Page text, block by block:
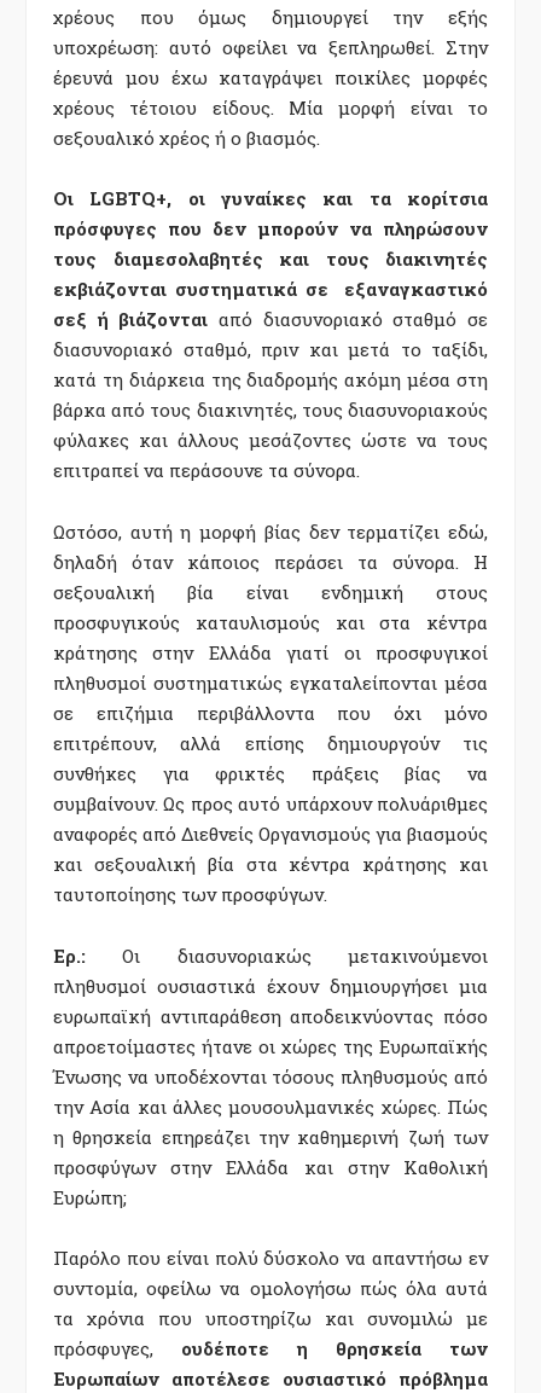
χρέους που όμως δημιουργεί την εξής
υποχρέωση: αυτό οφείλει να ξεπληρωθεί. Στην
έρευνά μου έχω καταγράψει ποικίλες μορφές
χρέους τέτοιου είδους. Μία μορφή είναι το
σεξουαλικό χρέος ή ο βιασμός.
Οι LGBTQ+, οι γυναίκες και τα κορίτσια
πρόσφυγες που δεν μπορούν να πληρώσουν
τους διαμεσολαβητές και τους διακινητές
εκβιάζονται συστηματικά σε εξαναγκαστικό
σεξ ή βιάζονται από διασυνοριακό σταθμό σε
διασυνοριακό σταθμό, πριν και μετά το ταξίδι,
κατά τη διάρκεια της διαδρομής ακόμη μέσα στη
βάρκα από τους διακινητές, τους διασυνοριακούς
φύλακες και άλλους μεσάζοντες ώστε να τους
επιτραπεί να περάσουνε τα σύνορα.
Ωστόσο, αυτή η μορφή βίας δεν τερματίζει εδώ,
δηλαδή όταν κάποιος περάσει τα σύνορα. Η
σεξουαλική βία είναι ενδημική στους
προσφυγικούς καταυλισμούς και στα κέντρα
κράτησης στην Ελλάδα γιατί οι προσφυγικοί
πληθυσμοί συστηματικώς εγκαταλείπονται μέσα
σε επιζήμια περιβάλλοντα που όχι μόνο
επιτρέπουν, αλλά επίσης δημιουργούν τις
συνθήκες για φρικτές πράξεις βίας να
συμβαίνουν. Ως προς αυτό υπάρχουν πολυάριθμες
αναφορές από Διεθνείς Οργανισμούς για βιασμούς
και σεξουαλική βία στα κέντρα κράτησης και
ταυτοποίησης των προσφύγων.
Ερ.:Οι διασυνοριακώς μετακινούμενοι
πληθυσμοί ουσιαστικά έχουν δημιουργήσει μια
ευρωπαϊκή αντιπαράθεση αποδεικνύοντας πόσο
απροετοίμαστες ήτανε οι χώρες της Ευρωπαϊκής
Ένωσης να υποδέχονται τόσους πληθυσμούς από
την Ασία και άλλες μουσουλμανικές χώρες. Πώς
η θρησκεία επηρεάζει την καθημερινή ζωή των
προσφύγων στην Ελλάδα και στην Καθολική
Ευρώπη;
Παρόλο που είναι πολύ δύσκολο να απαντήσω εν
συντομία, οφείλω να ομολογήσω πώς όλα αυτά
τα χρόνια που υποστηρίζω και συνομιλώ με
πρόσφυγες, ουδέποτε η θρησκεία των
Ευρωπαίων αποτέλεσε ουσιαστικό πρόβλημα